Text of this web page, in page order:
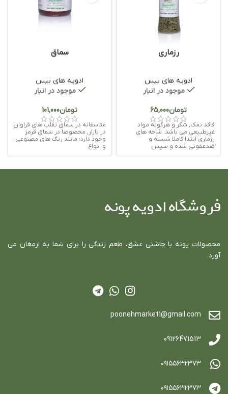
رزماری
ادویه های بیس
موجود در انبار
تومان
فاقد نمک, شکر و هرگونه مواد
غیرطبیعی می باشد. شاخه های
رزماری ابتدا کاملا شسته و
ضدعفونی شده و سپس
سماق
ادویه های بیس
موجود در انبار
تومان
متاسفانه در سماق تقلب های فراوان
در بازار, مخصوصا در سماق قرمز
وجود دارد؛ مانند رنگ های مصنوعی
و انواع
فروشگاه ادویه پونه
محصولات پونه با چاشني عشق، طعم زندگي را براي شما به ارمغان مي
آورد.
poonehmarket1@gmail.com
09126471513
٠٩١٥٥٦٣٢٣٧٣
٠٩١٥٥٦٣٢٣٧٣